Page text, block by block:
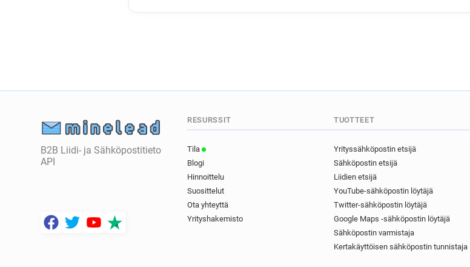
B2B Liidi- ja Sähköpostitieto
API
RESURSSIT
Tila
Blogi
Hinnoittelu
Suosittelut
Ota yhteyttä
Yrityshakemisto
TUOTTEET
Yrityssähköpostin etsijä
Sähköpostin etsijä
Liidien etsijä
YouTube-sähköpostin löytäjä
Twitter-sähköpostin löytäjä
Google Maps -sähköpostin löytäjä
Sähköpostin varmistaja
Kertakäyttöisen sähköpostin tunnistaja